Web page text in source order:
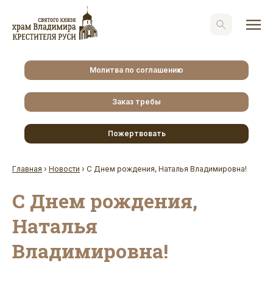
Молитва по соглашению
Заказ требы
Пожертвовать
Главная › Новости › С Днем рождения, Наталья Владимировна!
С Днем рождения,
Наталья
Владимировна!